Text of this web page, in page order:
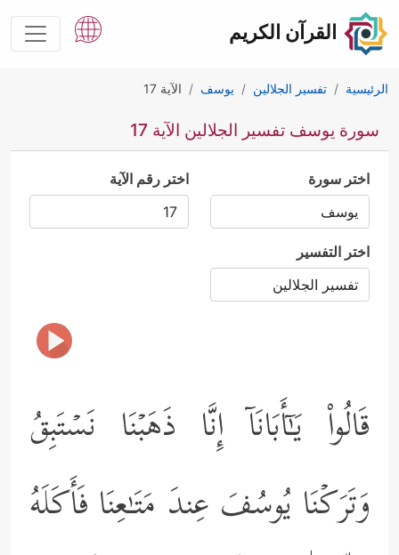
القرآن الكريم
الرئيسية تفسير الجلالين يوسف الآية 17
سورة يوسف تفسير الجلالين الآية 17
اختر سورة اختر رقم الآية
اختر التفسير
قَالُواْ یَـٰۤأَبَانَاۤ إِنَّا ذَهَبۡنَا نَسۡتَبِقُ
وَتَرَكۡنَا یُوسُفَ عِندَ مَتَـٰعِنَا فَأَكَلَهُ